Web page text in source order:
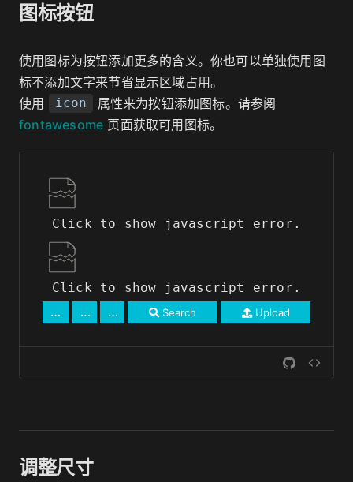
图标按钮
使用图标为按钮添加更多的含义。你也可以单独使用图
标不添加文字来节省显示区域占用。
使用
icon
属性来为按钮添加图标。请参阅
fontawesome 页面获取可用图标。
Click to show javascript error.
Click to show javascript error.
Search Upload
调整尺寸